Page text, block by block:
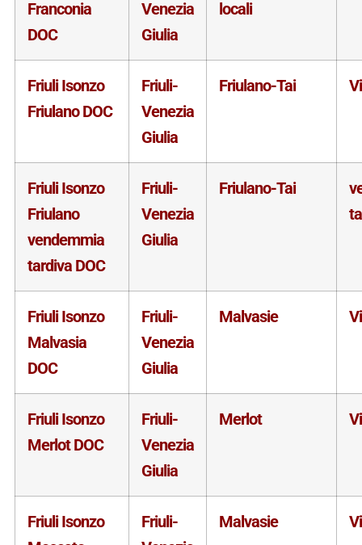
Franconia
DOC
Venezia
Giulia
locali
Friuli Isonzo
Friulano DOC
Friuli-
Venezia
Giulia
Friulano-Tai
Friuli Isonzo
Friulano
vendemmia
tardiva DOC
Friuli-
Venezia
Giulia
Friulano-Tai
Friuli Isonzo
Malvasia
DOC
Friuli-
Venezia
Giulia
Malvasie
Friuli Isonzo
Merlot DOC
Friuli-
Venezia
Giulia
Merlot
Friuli Isonzo
Friuli-
Malvasie